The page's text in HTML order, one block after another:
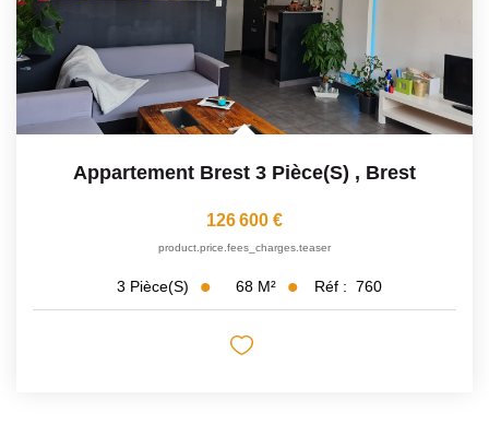
Appartement Brest 3 Pièce(s) , Brest
126 600 €
product.price.fees_charges.teaser
3 Pièce(s) 68 M² Réf : 760